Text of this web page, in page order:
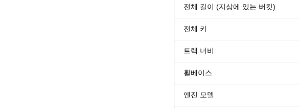
전체 길이 (지상에 있는 버킷)
전체 키
트랙 너비
휠베이스
엔진 모델